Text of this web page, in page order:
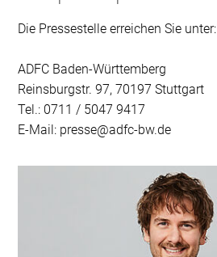
Die Pressestelle erreichen Sie unter:
ADFC Baden-Württemberg
Reinsburgstr. 97, 70197 Stuttgart
Tel.: 0711 / 5047 9417
E-Mail: presse@adfc-bw.de